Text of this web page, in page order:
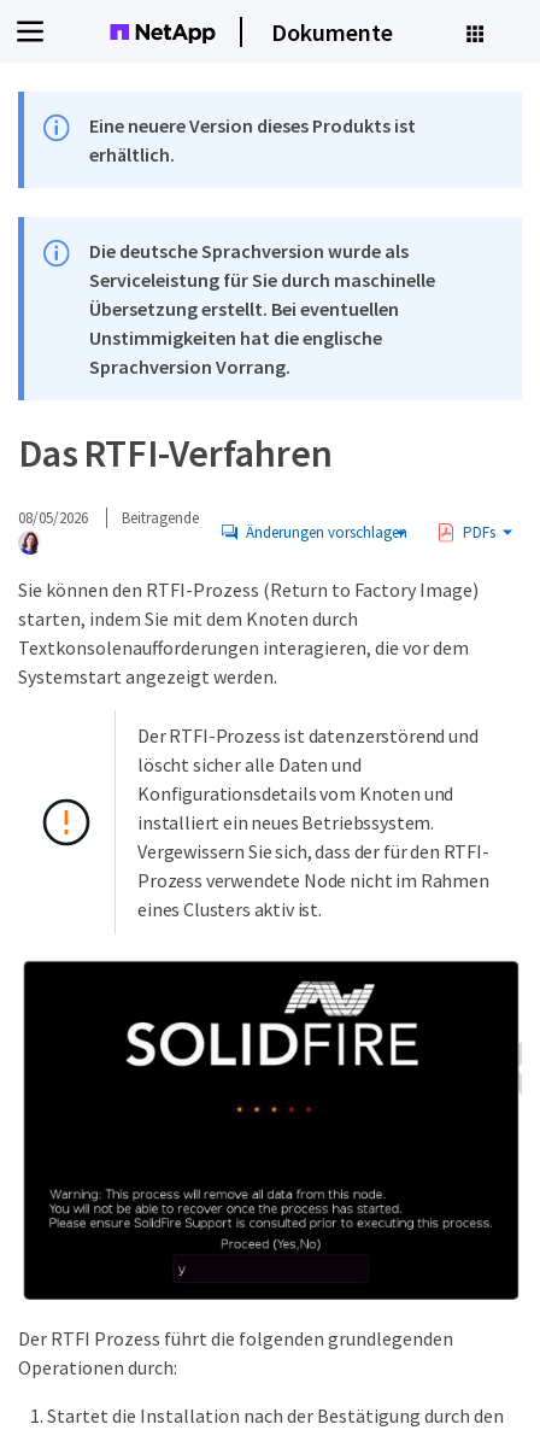
Dokumente
Eine neuere Version dieses Produkts ist
erhältlich.
Die deutsche Sprachversion wurde als
Serviceleistung für Sie durch maschinelle
Übersetzung erstellt. Bei eventuellen
Unstimmigkeiten hat die englische
Sprachversion Vorrang.
Das RTFI-Verfahren
08/05/2026 Beitragende
Änderungen vorschlagen PDFs
Sie können den RTFI-Prozess (Return to Factory Image)
starten, indem Sie mit dem Knoten durch
Textkonsolenaufforderungen interagieren, die vor dem
Systemstart angezeigt werden.
Der RTFI-Prozess ist datenzerstörend und
löscht sicher alle Daten und
Konfigurationsdetails vom Knoten und
installiert ein neues Betriebssystem.
Vergewissern Sie sich, dass der für den RTFI-
Prozess verwendete Node nicht im Rahmen
eines Clusters aktiv ist.
Der RTFI Prozess führt die folgenden grundlegenden
Operationen durch:
Startet die Installation nach der Bestätigung durch den